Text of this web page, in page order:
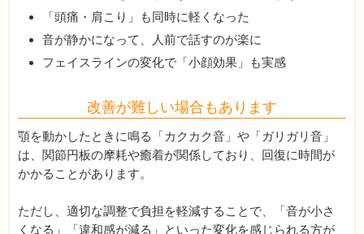
「頭痛・肩こり」も同時に軽くなった
音が静かになって、人前で話すのが楽に
フェイスラインの変化で「小顔効果」も実感
改善が難しい場合もあります
顎を動かしたときに鳴る「カクカク音」や「ガリガリ音」
は、 関節円板の摩耗や癒着が関係しており、 回復に時間が
かかることがあります。
ただし、適切な調整で負担を軽減することで、「音が小さ
くなる」
「違和感が減る」
といった変化を感じられる方が